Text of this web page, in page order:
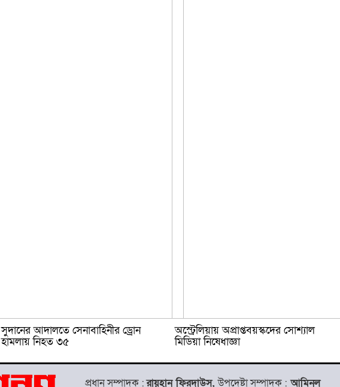
সুদানের আদালতে সেনাবাহিনীর ড্রোন
হামলায় নিহত ৩৫
অস্ট্রেলিয়ায় অপ্রাপ্তবয়স্কদের সোশ্যাল
মিডিয়া নিষেধাজ্ঞা
প্রধান সম্পাদক :রায়হান ফিরদাউস,উপদেষ্টা সম্পাদক : আমিনুল